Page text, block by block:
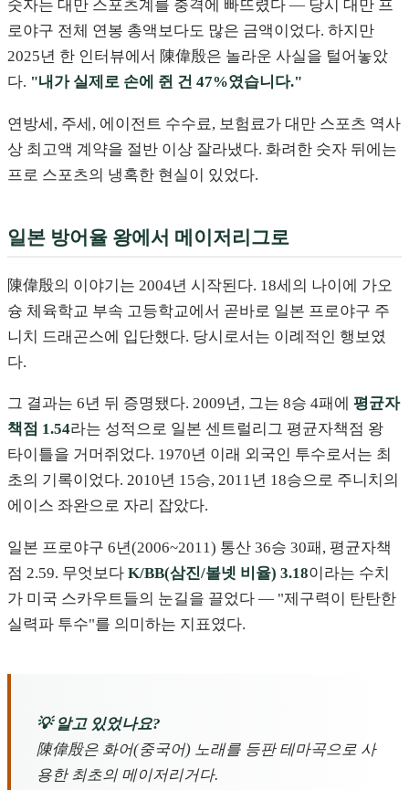
숫자는 대만 스포츠계를 충격에 빠뜨렸다 — 당시 대만 프
로야구 전체 연봉 총액보다도 많은 금액이었다. 하지만
2025년 한 인터뷰에서 陳偉殷은 놀라운 사실을 털어놓았
다. "내가 실제로 손에 쥔 건 47%였습니다."
연방세, 주세, 에이전트 수수료, 보험료가 대만 스포츠 역사
상 최고액 계약을 절반 이상 잘라냈다. 화려한 숫자 뒤에는
프로 스포츠의 냉혹한 현실이 있었다.
일본 방어율 왕에서 메이저리그로
陳偉殷의 이야기는 2004년 시작된다. 18세의 나이에 가오
슝 체육학교 부속 고등학교에서 곧바로 일본 프로야구 주
니치 드래곤스에 입단했다. 당시로서는 이례적인 행보였
다.
그 결과는 6년 뒤 증명됐다. 2009년, 그는 8승 4패에 평균자
책점 1.54라는 성적으로 일본 센트럴리그 평균자책점 왕
타이틀을 거머쥐었다. 1970년 이래 외국인 투수로서는 최
초의 기록이었다. 2010년 15승, 2011년 18승으로 주니치의
에이스 좌완으로 자리 잡았다.
일본 프로야구 6년(2006~2011) 통산 36승 30패, 평균자책
점 2.59. 무엇보다 K/BB(삼진/볼넷 비율) 3.18이라는 수치
가 미국 스카우트들의 눈길을 끌었다 — "제구력이 탄탄한
실력파 투수"를 의미하는 지표였다.
💡 알고 있었나요?
陳偉殷은 화어(중국어) 노래를 등판 테마곡으로 사
용한 최초의 메이저리거다.